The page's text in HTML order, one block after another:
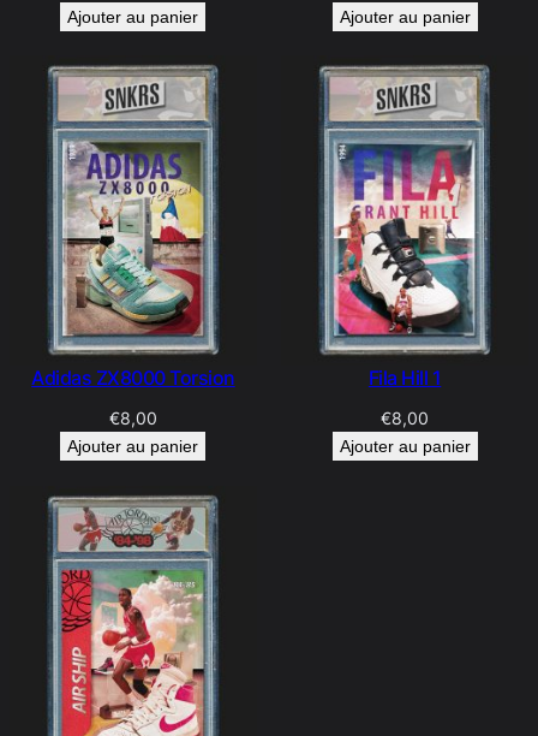
Ajouter au panier Ajouter au panier
Adidas ZX8000 Torsion
€8,00
Ajouter au panier
Fila Hill 1
€8,00
Ajouter au panier